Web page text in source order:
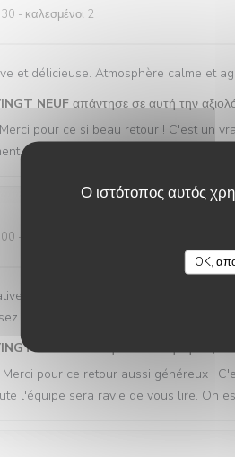
Ο ιστότοπος αυτός
OK,
- καλεσμένοι 2
et délicieuse. Atmosphère calme et
NEUF απάντησε σε αυτή την
pour ce si beau retour ! C'est un
On espère vous revoir très vite ! QVN
- καλεσμένοι 4
et inspirée, un service qui mêle
pas à côté !
NEUF απάντησε σε αυτή την
Merci pour ce retour aussi généreux !
l'équipe sera ravie de vous lire. On